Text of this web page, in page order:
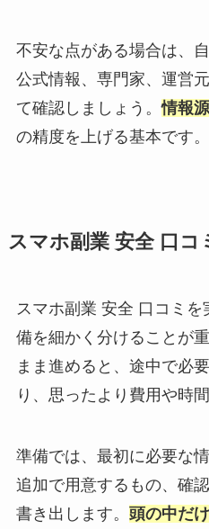
不安な点がある場合は、
公式情報、専門家、運営
て確認しましょう。情報
の精度を上げる基本です。
スマホ副業 安全 口
スマホ副業 安全 口コミ
備を細かく分けることが
まま進めると、途中で必
り、思ったより費用や時
準備では、最初に必要な
追加で用意するもの、確
書き出します。 頭の中だ